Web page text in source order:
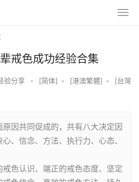
戒色成功经验合集
验分享 • [简体] • [港澳繁體] •
[台灣
因共同促成的，共有八大决定因
、信念、方法、执行力、心态、
色认识、端正的戒色态度、坚定